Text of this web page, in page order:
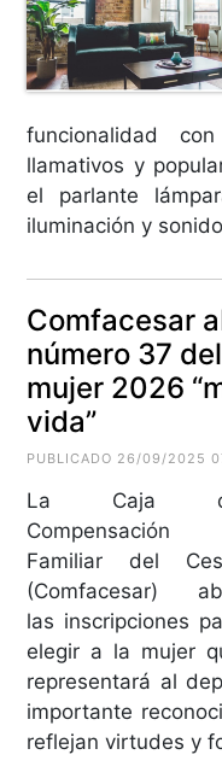
funcionalidad
llamativos y
el parlante
iluminación y
Comfacesar
número 37
mujer 2026
vida”
PUBLICADO 26/09/2025
La Caja
Compensación
Familiar del
(Comfacesar)
las inscripciones
elegir a la mujer
representará al
importante
reflejan virtudes y